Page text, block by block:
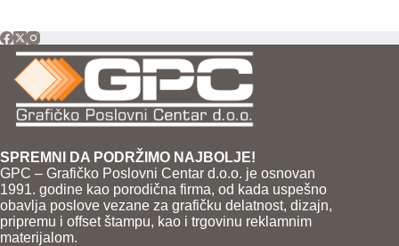
SPREMNI DA PODRŽIMO NAJBOLJE!
GPC – Grafičko Poslovni Centar d.o.o. je osnovan
1991. godine kao porodična firma, od kada uspešno
obavlja poslove vezane za grafičku delatnost, dizajn,
pripremu i offset štampu, kao i trgovinu reklamnim
materijalom.